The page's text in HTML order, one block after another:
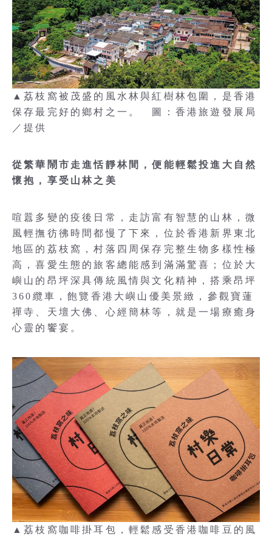
▲荔枝窩被茂盛的風水林與紅樹林包圍，是香港
保存最完好的鄉村之一。 圖：香港旅遊發展局
／提供
從繁華鬧市走進恬靜林間，便能輕鬆投進大自然
懷抱，享受山林之美
喧囂多變的疫後日常，走訪富有智慧的山林，微
風輕撫彷彿時間都慢了下來，位於香港新界東北
地區的荔枝窩，村落四周保存完整生物多樣性極
高，喜愛生態的旅客總能感到滿滿驚喜；位於大
嶼山的昂坪深具傳統風情與文化精神，搭乘昂坪
360纜車，飽覽香港大嶼山優美景緻，參觀寶蓮
禪寺、天壇大佛、心經簡林等，就是一場療癒身
心靈的饗宴。
▲荔枝窩咖啡掛耳包，輕鬆感受香港咖啡豆的風